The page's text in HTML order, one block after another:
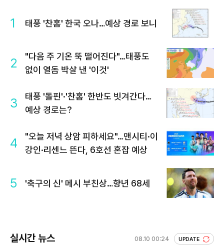
1 태풍 '찬홈' 한국 오나…예상 경로 보니
2
"다음 주 기온 뚝 떨어진다"…태풍도
없이 열돔 박살 낸 '이것'
3
태풍 '돌핀'·'찬홈' 한반도 빗겨간다…
예상 경로는?
4
"오늘 저녁 상암 피하세요"…맨시티·이
강인·리센느 뜬다, 6호선 혼잡 예상
5 '축구의 신' 메시 부친상…향년 68세
실시간 뉴스 08.10 00:24 UPDATE